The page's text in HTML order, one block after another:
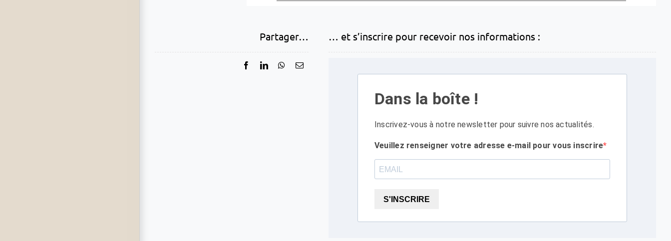
Partager… … et s’inscrire pour recevoir nos informations :
Dans la boîte !
Inscrivez-vous à notre newsletter pour suivre nos actualités.
Veuillez renseigner votre adresse e-mail pour vous inscrire
S'INSCRIRE